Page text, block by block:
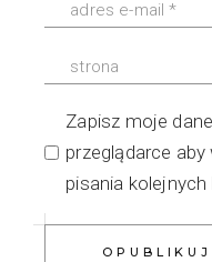
Zapisz moje
przeglądarce aby
pisania